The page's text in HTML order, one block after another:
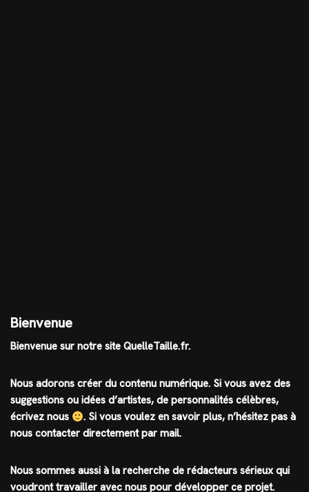
Bienvenue
Bienvenue sur notre site QuelleTaille.fr.
Nous adorons créer du contenu numérique. Si vous avez des
suggestions ou idées d’artistes, de personnalités célèbres,
écrivez nous
. Si vous voulez en savoir plus, n’hésitez pas à
nous contacter directement par mail.
Nous sommes aussi à la recherche de rédacteurs sérieux qui
voudront travailler avec nous pour développer ce projet.